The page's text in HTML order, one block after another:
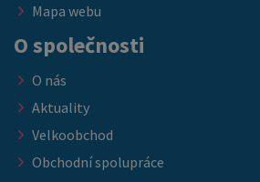
Mapa webu
O společnosti
O nás
Aktuality
Velkoobchod
Obchodní spolupráce